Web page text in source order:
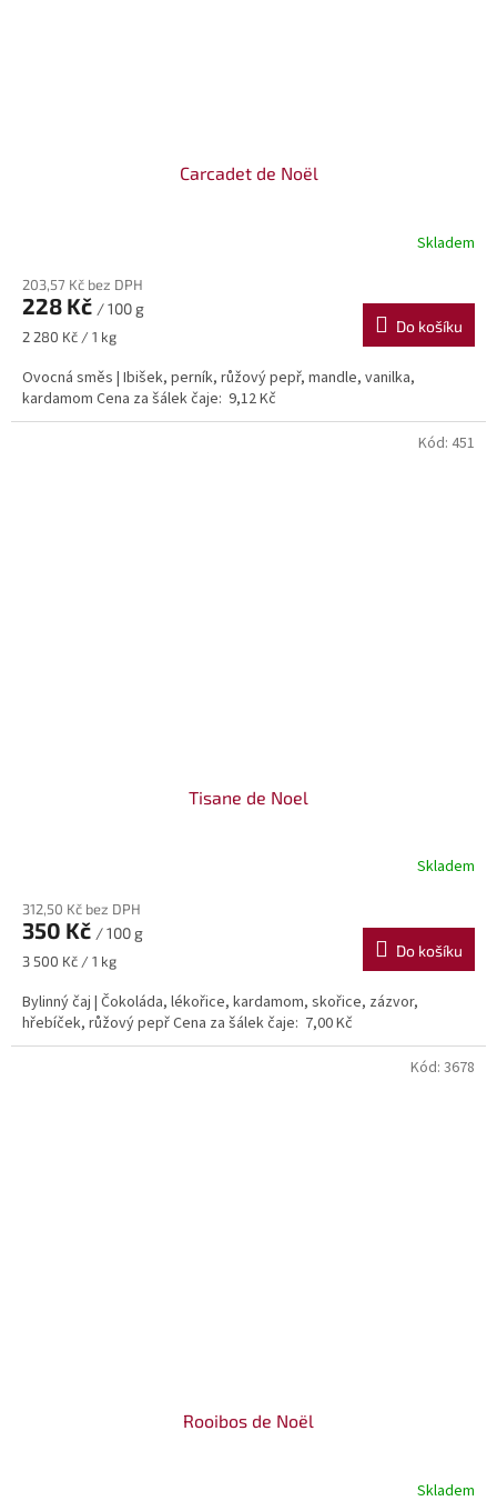
Carcadet de Noël
Skladem
203,57 Kč bez DPH
228 Kč / 100 g
Měrná
2 280 Kč / 1 kg
Do košíku
Ovocná směs | Ibišek, perník, růžový pepř, mandle, vanilka,
kardamom Cena za šálek čaje: 9,12 Kč
Tisane de Noel
Skladem
312,50 Kč bez DPH
350 Kč / 100 g
Měrná
3 500 Kč / 1 kg
Do košíku
Bylinný čaj | Čokoláda, lékořice, kardamom, skořice, zázvor,
hřebíček, růžový pepř Cena za šálek čaje: 7,00 Kč
Kód: 451
Rooibos de Noël
Skladem
Kód: 3678